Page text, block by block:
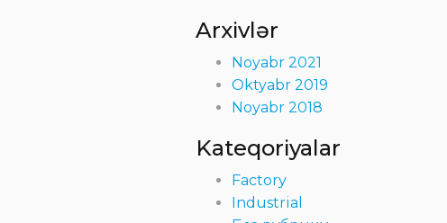
Arxivlər
Noyabr 2021
Oktyabr 2019
Noyabr 2018
Kateqoriyalar
Factory
Industrial